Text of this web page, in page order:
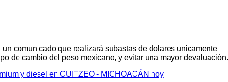
comunicado que realizará subastas de dolares unicamente
de cambio del peso mexicano, y evitar una mayor devaluación.
y diesel en CUITZEO - MICHOACÁN hoy